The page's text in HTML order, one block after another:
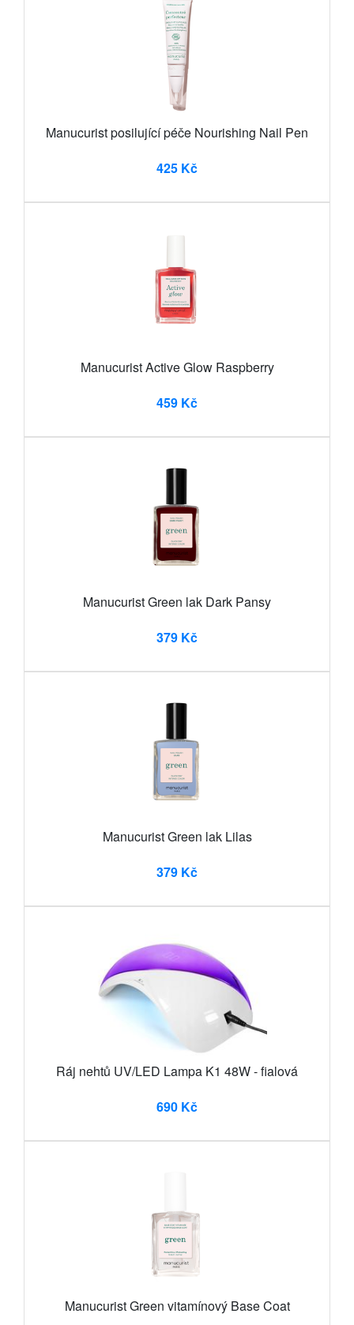
Manucurist posilující péče Nourishing Nail Pen
425 Kč
Manucurist Active Glow Raspberry
459 Kč
Manucurist Green lak Dark Pansy
379 Kč
Manucurist Green lak Lilas
379 Kč
Ráj nehtů UV/LED Lampa K1 48W - fialová
690 Kč
Manucurist Green vitamínový Base Coat